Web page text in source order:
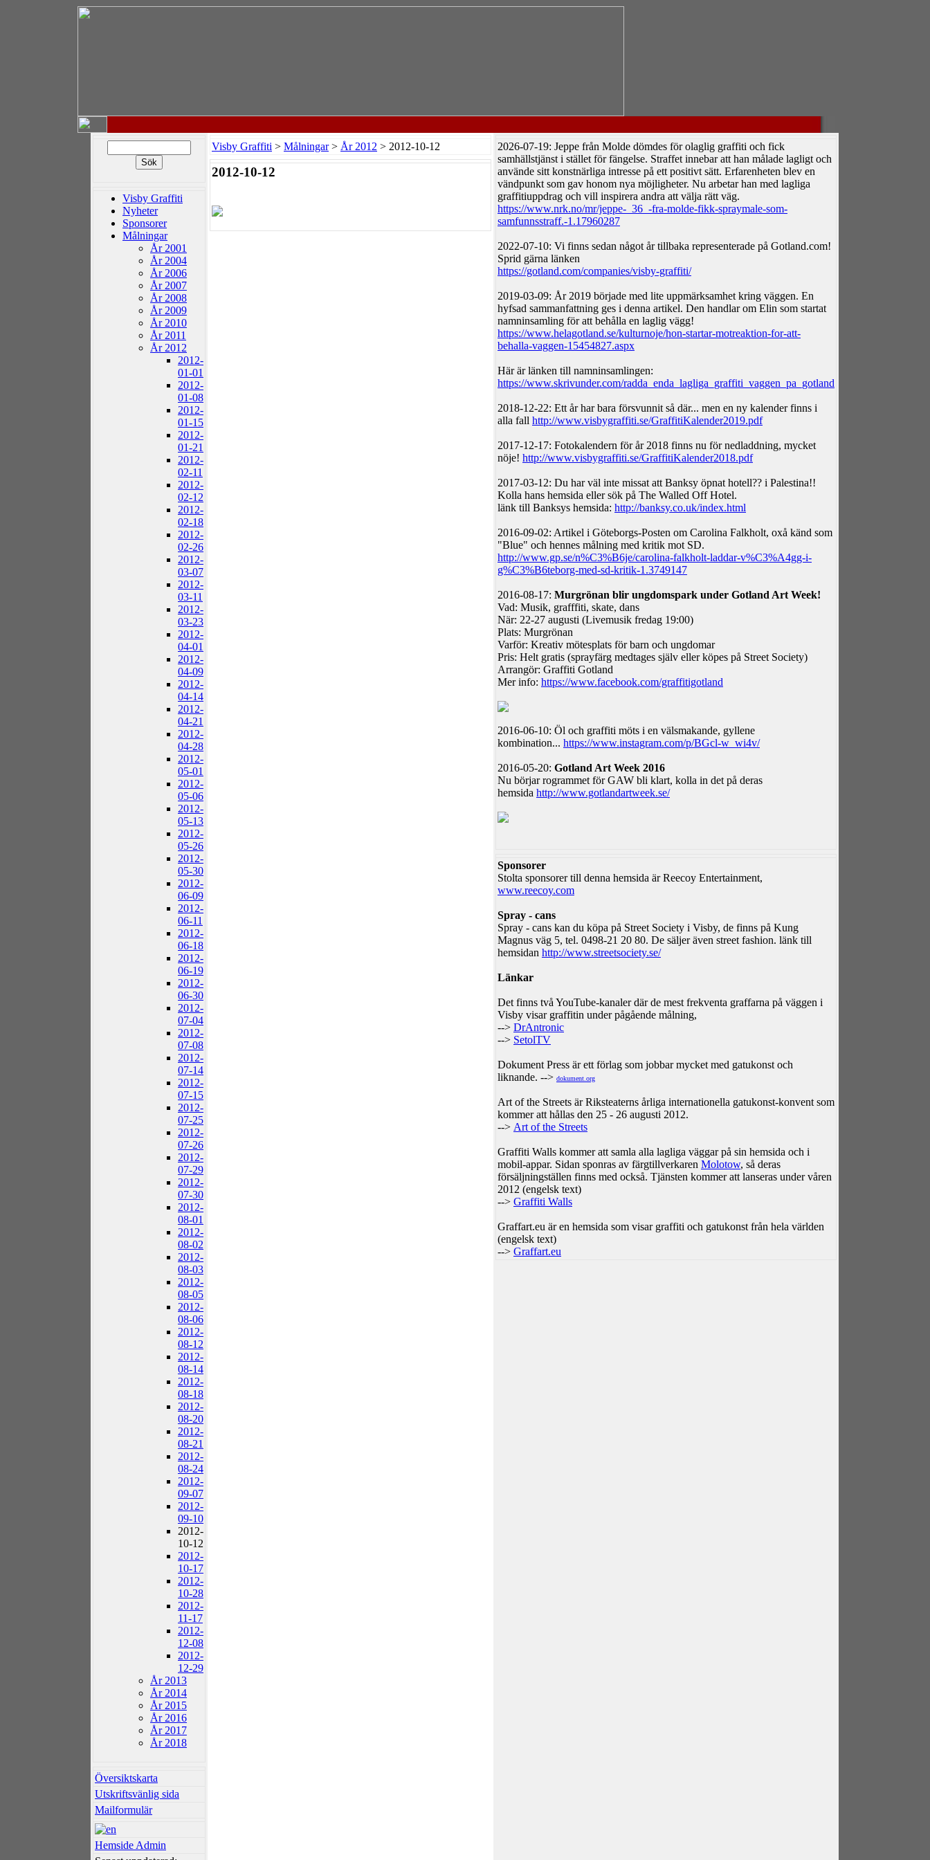
Visby Graffiti
Nyheter
Sponsorer
Målningar
År 2001
År 2004
År 2006
År 2007
År 2008
År 2009
År 2010
År 2011
År 2012
2012-
01-01
2012-
01-08
2012-
01-15
2012-
01-21
2012-
02-11
2012-
02-12
2012-
02-18
2012-
02-26
2012-
03-07
2012-
03-11
2012-
03-23
2012-
04-01
2012-
04-09
2012-
04-14
2012-
04-21
2012-
04-28
2012-
05-01
2012-
05-06
2012-
05-13
2012-
05-26
2012-
05-30
2012-
06-09
2012-
06-11
2012-
06-18
2012-
06-19
2012-
06-30
2012-
07-04
2012-
07-08
2012-
07-14
2012-
07-15
2012-
07-25
2012-
07-26
2012-
07-29
2012-
07-30
2012-
08-01
2012-
08-02
2012-
08-03
2012-
08-05
2012-
08-06
2012-
08-12
2012-
08-14
2012-
08-18
2012-
08-20
2012-
08-21
2012-
08-24
2012-
09-07
2012-
09-10
2012-
10-12
2012-
10-17
2012-
10-28
2012-
11-17
2012-
12-08
2012-
12-29
År 2013
År 2014
År 2015
År 2016
År 2017
År 2018
Översiktskarta
Utskriftsvänlig sida
Mailformulär
Hemside Admin
Visby Graffiti > Målningar> År 2012 > 2012-10-12
2012-10-12
2026-07-19: Jeppe från Molde dömdes för olaglig graffiti och fick
samhällstjänst i stället för fängelse. Straffet innebar att han målade lagligt och
använde sitt konstnärliga intresse på ett positivt sätt. Erfarenheten blev en
vändpunkt som gav honom nya möjligheter. Nu arbetar han med lagliga
graffitiuppdrag och vill inspirera andra att välja rätt väg.
https://www.nrk.no/mr/jeppe-_36_-fra-molde-fikk-spraymale-som-
samfunnsstraff.-1.17960287
2022-07-10: Vi finns sedan något år tillbaka representerade på Gotland.com!
Sprid gärna länken
https://gotland.com/companies/visby-graffiti/
2019-03-09: År 2019 började med lite uppmärksamhet kring väggen. En
hyfsad sammanfattning ges i denna artikel. Den handlar om Elin som startat
namninsamling för att behålla en laglig vägg!
https://www.helagotland.se/kulturnoje/hon-startar-motreaktion-for-att-
behalla-vaggen-15454827.aspx
Här är länken till namninsamlingen:
https://www.skrivunder.com/radda_enda_lagliga_graffiti_vaggen_pa_gotland
2018-12-22: Ett år har bara försvunnit så där... men en ny kalender finns i
alla fall http://www.visbygraffiti.se/GraffitiKalender2019.pdf
2017-12-17: Fotokalendern för år 2018 finns nu för nedladdning, mycket
nöje! http://www.visbygraffiti.se/GraffitiKalender2018.pdf
2017-03-12: Du har väl inte missat att Banksy öpnat hotell?? i Palestina!!
Kolla hans hemsida eller sök på The Walled Off Hotel.
länk till Banksys hemsida: http://banksy.co.uk/index.html
2016-09-02: Artikel i Göteborgs-Posten om Carolina Falkholt, oxå känd som
"Blue" och hennes målning med kritik mot SD.
http://www.gp.se/n%C3%B6je/carolina-falkholt-laddar-v%C3%A4gg-i-
g%C3%B6teborg-med-sd-kritik-1.3749147
2016-08-17: Murgrönan blir ungdomspark under Gotland Art Week!
Vad: Musik, grafffiti, skate, dans
När: 22-27 augusti (Livemusik fredag 19:00)
Plats: Murgrönan
Varför: Kreativ mötesplats för barn och ungdomar
Pris: Helt gratis (sprayfärg medtages själv eller köpes på Street Society)
Arrangör: Graffiti Gotland
Mer info: https://www.facebook.com/graffitigotland
2016-06-10: Öl och graffiti möts i en välsmakande, gyllene
kombination... https://www.instagram.com/p/BGcl-w_wi4v/
2016-05-20: Gotland Art Week 2016
Nu börjar rogrammet för GAW bli klart, kolla in det på deras
hemsida http://www.gotlandartweek.se/
Sponsorer
Stolta sponsorer till denna hemsida är Reecoy Entertainment,
www.reecoy.com
Spray - cans
Spray - cans kan du köpa på Street Society i Visby, de finns på Kung
Magnus väg 5, tel. 0498-21 20 80. De säljer även street fashion. länk till
hemsidan http://www.streetsociety.se/
Länkar
Det finns två YouTube-kanaler där de mest frekventa graffarna på väggen i
Visby visar graffitin under pågående målning,
--> DrAntronic
--> SetolTV
Dokument Press är ett förlag som jobbar mycket med gatukonst och
liknande. --> dokument.org
Art of the Streets är Riksteaterns årliga internationella gatukonst-konvent som
kommer att hållas den 25 - 26 augusti 2012.
--> Art of the Streets
Graffiti Walls kommer att samla alla lagliga väggar på sin hemsida och i
mobil-appar. Sidan sponras av färgtillverkaren Molotow, så deras
försäljningställen finns med också. Tjänsten kommer att lanseras under våren
2012 (engelsk text)
--> Graffiti Walls
Graffart.eu är en hemsida som visar graffiti och gatukonst från hela världen
(engelsk text)
--> Graffart.eu